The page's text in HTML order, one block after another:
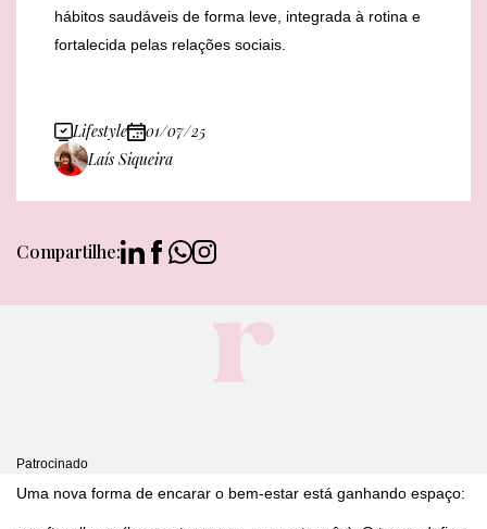
hábitos saudáveis de forma leve, integrada à rotina e
fortalecida pelas relações sociais.
Lifestyle
01/07/25
Laís Siqueira
Compartilhe:
Patrocinado
Uma nova forma de encarar o bem-estar está ganhando espaço: